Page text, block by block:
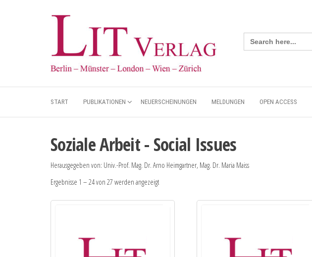
Search
for:
START PUBLIKATIONEN NEUERSCHEINUNGEN MELDUNGEN OPEN ACCESS
Soziale Arbeit - Social Issues
Herausgegeben von: Univ.-Prof. Mag. Dr. Arno Heimgartner, Mag. Dr. Maria Maiss
Ergebnisse 1 – 24 von 27 werden angezeigt